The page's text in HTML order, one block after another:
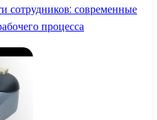
сотрудников: современные
процесса